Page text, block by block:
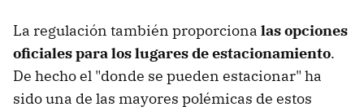
La regulación también proporciona las opciones
oficiales para los lugares de estacionamiento.
De hecho el "donde se pueden estacionar" ha
sido una de las mayores polémicas de estos